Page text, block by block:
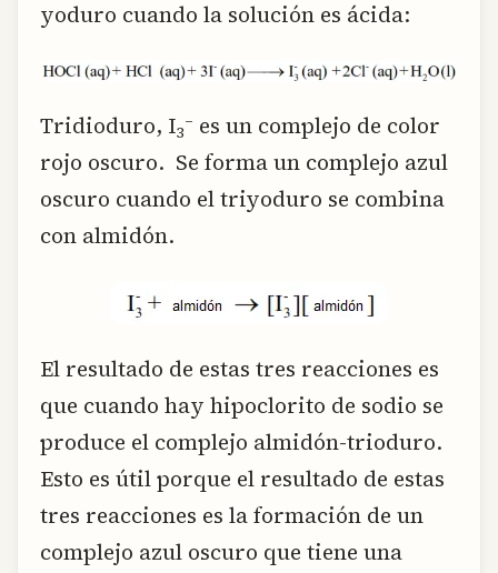
yoduro cuando la solución es ácida:
Tridioduro, I3
– es un complejo de color
rojo oscuro. Se forma un complejo azul
oscuro cuando el triyoduro se combina
con almidón.
El resultado de estas tres reacciones es
que cuando hay hipoclorito de sodio se
produce el complejo almidón-trioduro.
Esto es útil porque el resultado de estas
tres reacciones es la formación de un
complejo azul oscuro que tiene una